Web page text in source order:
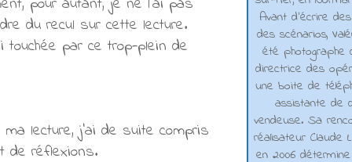
du recul sur cette lecture.
par ce trop-plein de
lecture, j'ai de suite compris
de réflexions.
Avant d’écrire
des scénarios,
été photographe
directrice des
une boite de
assistante de
vendeuse. Sa
réalisateur Claude
en 2006